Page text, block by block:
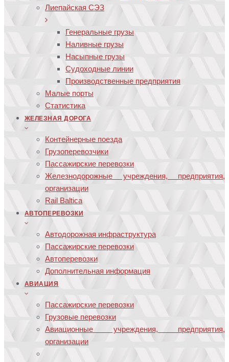
Лиепайская СЭЗ
Генеральные грузы
Наливные грузы
Насыпные грузы
Судоходные линии
Производственные предприятия
Малые порты
Статистика
ЖЕЛЕЗНАЯ ДОРОГА
Контейнерные поезда
Грузоперевозчики
Пассажирские перевозки
Железнодорожные учреждения, предприятия,
организации
Rail Baltica
АВТОПЕРЕВОЗКИ
Автодорожная инфраструктура
Пассажирские перевозки
Автоперевозки
Дополнительная информация
АВИАЦИЯ
Пассажирские перевозки
Грузовые перевозки
Авиационные учреждения, предприятия,
организации